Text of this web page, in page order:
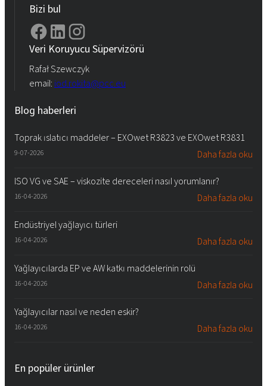
Bizi bul
Veri Koruyucu Süpervizörü
Rafał Szewczyk
email: iod.rokita@pcc.eu
Blog haberleri
Toprak ıslatıcı maddeler – EXOwet R3823 ve EXOwet R3831
9-07-2026 Daha fazla oku
ISO VG ve SAE – viskozite dereceleri nasıl yorumlanır?
16-04-2026 Daha fazla oku
Endüstriyel yağlayıcı türleri
16-04-2026 Daha fazla oku
Yağlayıcılarda EP ve AW katkı maddelerinin rolü
16-04-2026 Daha fazla oku
Yağlayıcılar nasıl ve neden eskir?
16-04-2026 Daha fazla oku
En popüler ürünler